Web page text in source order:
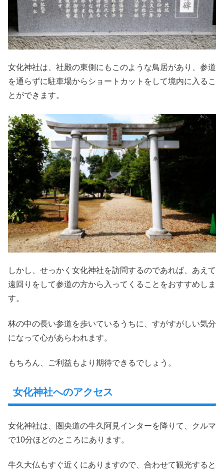
女化神社は、社殿の東側にもこのような鳥居があり、参道
を通らずに駐車場からショートカットをして境内に入るこ
とができます。
しかし、せっかく女化神社を訪問するのであれば、あえて
遠回りをして参道の方から入ってくることをおすすめしま
す。
林の中の長い参道を歩いているうちに、すがすがしい気分
になって心があらわれます。
もちろん、ご利益もより期待できるでしょう。
女化神社へのアクセス
女化神社は、圏央道の牛久阿見インターを降りて、クルマ
で10分ほどのところにあります。
牛久大仏もすぐ近くにありますので、合わせて観光すると